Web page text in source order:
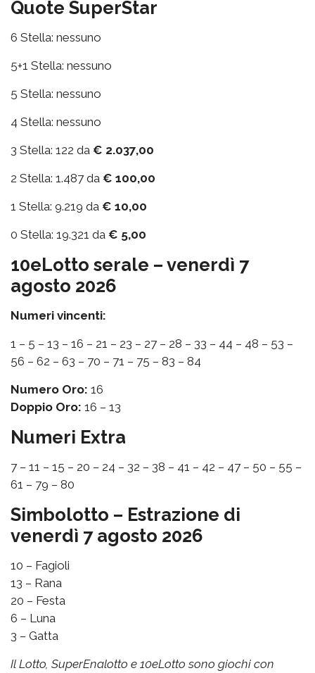
Quote SuperStar
6 Stella: nessuno
5+1 Stella: nessuno
5 Stella: nessuno
4 Stella: nessuno
3 Stella: 122 da € 2.037,00
2 Stella: 1.487 da € 100,00
1 Stella: 9.219 da € 10,00
0 Stella: 19.321 da € 5,00
10eLotto serale – venerdì 7
agosto 2026
Numeri vincenti:
1 – 5 – 13 – 16 – 21 – 23 – 27 – 28 – 33 – 44 – 48 – 53 –
56 – 62 – 63 – 70 – 71 – 75 – 83 – 84
Numero Oro: 16
Doppio Oro: 16 – 13
Numeri Extra
7 – 11 – 15 – 20 – 24 – 32 – 38 – 41 – 42 – 47 – 50 – 55 –
61 – 79 – 80
Simbolotto – Estrazione di
venerdì 7 agosto 2026
10 – Fagioli
13 – Rana
20 – Festa
6 – Luna
3 – Gatta
Il Lotto, SuperEnalotto e 10eLotto sono giochi con